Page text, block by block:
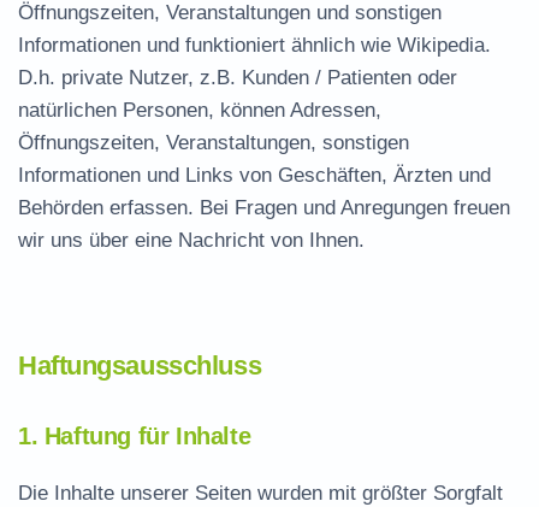
Öffnungszeiten, Veranstaltungen und sonstigen
Informationen und funktioniert ähnlich wie Wikipedia.
D.h. private Nutzer, z.B. Kunden / Patienten oder
natürlichen Personen, können Adressen,
Öffnungszeiten, Veranstaltungen, sonstigen
Informationen und Links von Geschäften, Ärzten und
Behörden erfassen. Bei Fragen und Anregungen freuen
wir uns über eine Nachricht von Ihnen.
Haftungsausschluss
1. Haftung für Inhalte
Die Inhalte unserer Seiten wurden mit größter Sorgfalt